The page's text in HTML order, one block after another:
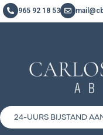
965 92 18 53
24-UURS BIJSTAND